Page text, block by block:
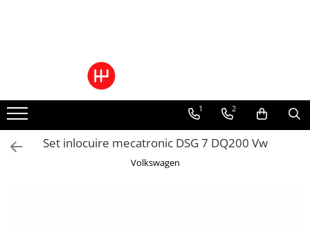
Pachete Cutie Automata
Pachete Cutie Manuala
Pachete Grup Diferential
Reparatii convertizoare de cuplu
Climatizare Auto
Piese cutii de viteze automata
1 2
Set inlocuire mecatronic DSG 7 DQ200 Vw
Volkswagen